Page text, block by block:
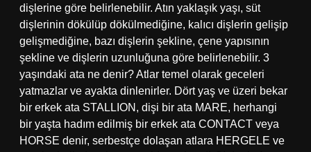
dişlerine göre belirlenebilir. Atın yaklaşık yaşı, süt
dişlerinin dökülüp dökülmediğine, kalıcı dişlerin gelişip
gelişmediğine, bazı dişlerin şekline, çene yapısının
şekline ve dişlerin uzunluğuna göre belirlenebilir. 3
yaşındaki ata ne denir? Atlar temel olarak geceleri
yatmazlar ve ayakta dinlenirler. Dört yaş ve üzeri bekar
bir erkek ata STALLION, dişi bir ata MARE, herhangi
bir yaşta hadım edilmiş bir erkek ata CONTACT veya
HORSE denir, serbestçe dolaşan atlara HERGELE ve